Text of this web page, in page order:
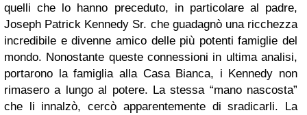
quelli che lo hanno preceduto, in particolare al padre,
Joseph Patrick Kennedy Sr. che guadagnò una ricchezza
incredibile e divenne amico delle più potenti famiglie del
mondo. Nonostante queste connessioni in ultima analisi,
portarono la famiglia alla Casa Bianca, i Kennedy non
rimasero a lungo al potere. La stessa “mano nascosta”
che li innalzò, cercò apparentemente di sradicarli. La